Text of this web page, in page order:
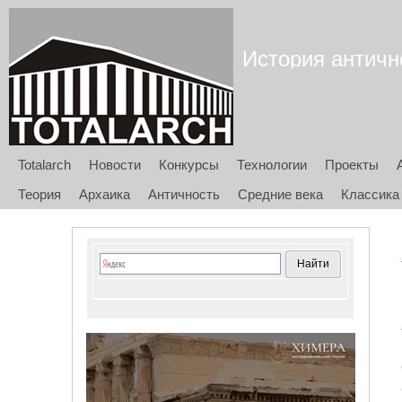
История
Totalarch Новости Конкурсы Технологии Проекты
Теория
Архаика Античность Средние века Классика